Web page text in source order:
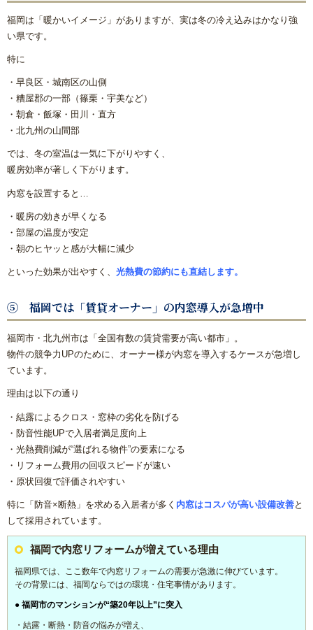
福岡は「暖かいイメージ」がありますが、実は冬の冷え込みはかなり強
い県です。
特に
・早良区・城南区の山側
・糟屋郡の一部（篠栗・宇美など）
・朝倉・飯塚・田川・直方
・北九州の山間部
では、冬の室温は一気に下がりやすく、
暖房効率が著しく下がります。
内窓を設置すると…
・暖房の効きが早くなる
・部屋の温度が安定
・朝のヒヤッと感が大幅に減少
といった効果が出やすく、 光熱費の節約にも直結します。
⑤ 福岡では「賃貸オーナー」の内窓導入が急増中
福岡市・北九州市は「全国有数の賃貸需要が高い都市」。
物件の競争力UPのために、オーナー様が内窓を導入するケースが急増し
ています。
理由は以下の通り
・結露によるクロス・窓枠の劣化を防げる
・防音性能UPで入居者満足度向上
・光熱費削減が“選ばれる物件”の要素になる
・リフォーム費用の回収スピードが速い
・原状回復で評価されやすい
特に「防音×断熱」を求める入居者が多く 内窓はコスパが高い設備改善と
して採用されています。
福岡で内窓リフォームが増えている理由
福岡県では、ここ数年で内窓リフォームの需要が急激に伸びています。
その背景には、福岡ならではの環境・住宅事情があります。
● 福岡市のマンションが“築20年以上”に突入
・結露・断熱・防音の悩みが増え、